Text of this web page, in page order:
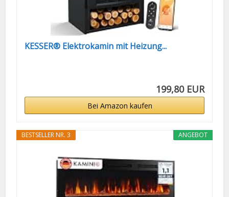
KESSER® Elektrokamin mit Heizung...
199,80 EUR
Bei Amazon kaufen
ANGEBOT
BESTSELLER NR. 3